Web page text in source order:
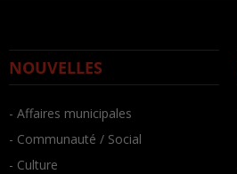
NOUVELLES
- Affaires municipales
- Communauté / Social
- Culture